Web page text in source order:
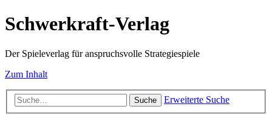
Schwerkraft-Verlag
Der Spieleverlag für anspruchsvolle Strategiespiele
Zum Inhalt
Suche Erweiterte Suche